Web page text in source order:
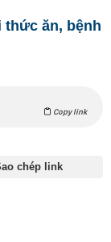
thức ăn, bệnh
Copy link
chép link